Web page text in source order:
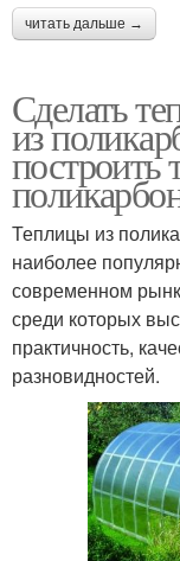
читать дальше →
Сделать
из
построить
Теплицы из
наиболее
современном
среди которых
практичность,
разновидностей.